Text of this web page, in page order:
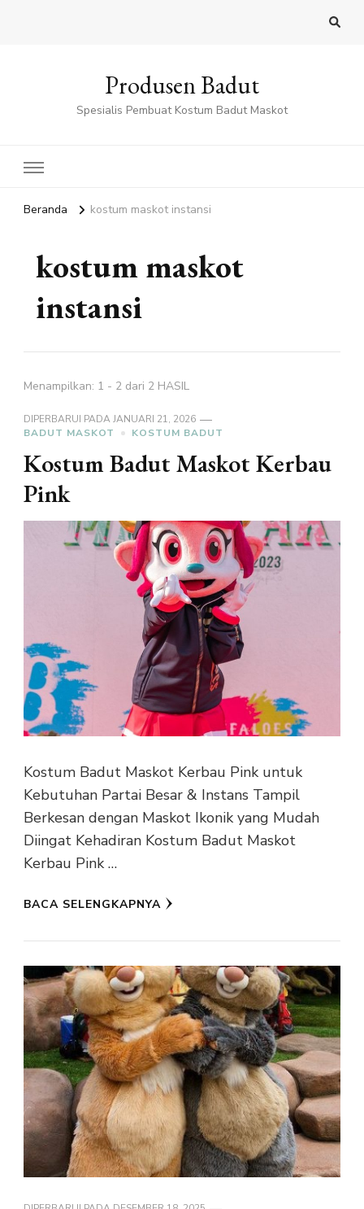
Produsen Badut
Spesialis Pembuat Kostum Badut Maskot
Beranda kostum maskot instansi
kostum maskot
instansi
Menampilkan: 1 - 2 dari 2 HASIL
DIPERBARUI PADAJANUARI 21, 2026
BADUT MASKOT
KOSTUM BADUT
Kostum Badut Maskot Kerbau
Pink
Kostum Badut Maskot Kerbau Pink untuk
Kebutuhan Partai Besar & Instans Tampil
Berkesan dengan Maskot Ikonik yang Mudah
Diingat Kehadiran Kostum Badut Maskot
Kerbau Pink …
BACA SELENGKAPNYA